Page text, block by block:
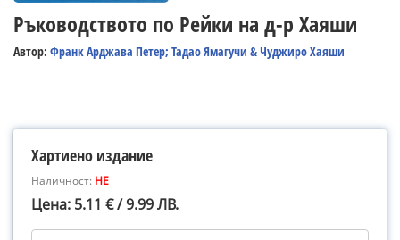
Ръководството по Рейки на д-р Хаяши
Автор: Франк Арджава Петер; Тадао Ямагучи & Чуджиро Хаяши
Хартиено издание
Наличност: НЕ
Цена: 5.11 € / 9.99 ЛВ.